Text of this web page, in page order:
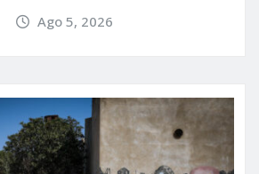
Ago 5, 2026